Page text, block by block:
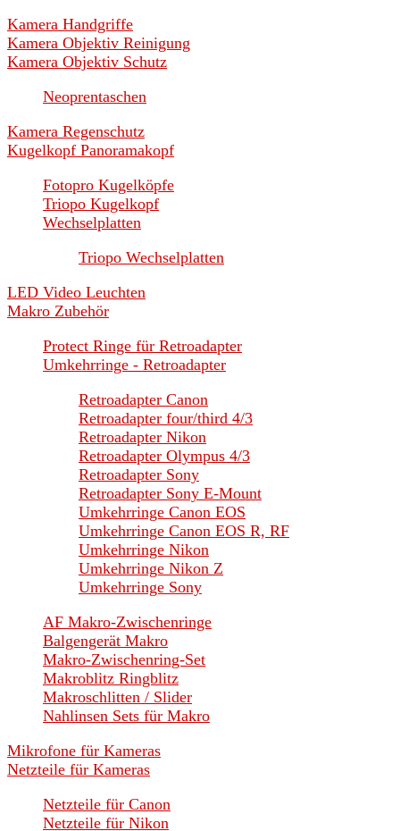
Kamera Handgriffe
Kamera Objektiv Reinigung
Kamera Objektiv Schutz
Neoprentaschen
Kamera Regenschutz
Kugelkopf Panoramakopf
Fotopro Kugelköpfe
Triopo Kugelkopf
Wechselplatten
Triopo Wechselplatten
LED Video Leuchten
Makro Zubehör
Protect Ringe für Retroadapter
Umkehrringe - Retroadapter
Retroadapter Canon
Retroadapter four/third 4/3
Retroadapter Nikon
Retroadapter Olympus 4/3
Retroadapter Sony
Retroadapter Sony E-Mount
Umkehrringe Canon EOS
Umkehrringe Canon EOS R, RF
Umkehrringe Nikon
Umkehrringe Nikon Z
Umkehrringe Sony
AF Makro-Zwischenringe
Balgengerät Makro
Makro-Zwischenring-Set
Makroblitz Ringblitz
Makroschlitten / Slider
Nahlinsen Sets für Makro
Mikrofone für Kameras
Netzteile für Kameras
Netzteile für Canon
Netzteile für Nikon